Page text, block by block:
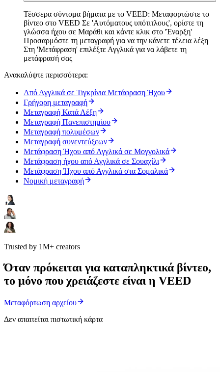
Τέσσερα σύντομα βήματα με το VEED: Μεταφορτώστε το
βίντεο στο VEED Σε 'Αυτόματους υπότιτλους', ορίστε τη
γλώσσα ήχου σε Μαράθι και κάντε κλικ στο 'Έναρξη'
Προσαρμόστε τη μεταγραφή για να την κάνετε τέλεια λέξη
Στη 'Μετάφραση' επιλέξτε Αγγλικά για να λάβετε τη
μετάφρασή σας
Ανακαλύψτε περισσότερα:
Από Αγγλικά σε Τιγκρίνια Μετάφραση Ήχου
Γρήγορη μεταγραφή
Μεταγραφή Κατά Λέξη
Μεταγραφή Πανεπιστημίου
Μεταγραφή πολυμέσων
Μεταγραφή συνεντεύξεων
Μετάφραση Ήχου από Αγγλικά σε Μογγολικά
Μετάφραση ήχου από Αγγλικά σε Σουαχίλι
Μετάφραση Ήχου από Αγγλικά στα Σομαλικά
Νομική μεταγραφή
Trusted by 1M+ creators
Όταν πρόκειται για καταπληκτικά βίντεο,
το μόνο που χρειάζεστε είναι η VEED
Μεταφόρτωση αρχείου
Δεν απαιτείται πιστωτική κάρτα